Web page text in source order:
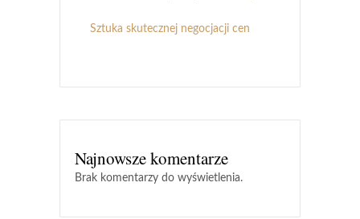
Sztuka skutecznej negocjacji cen
Najnowsze komentarze
Brak komentarzy do wyświetlenia.